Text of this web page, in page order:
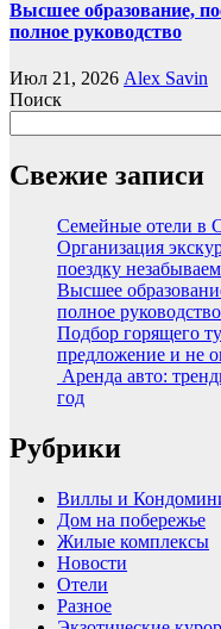
Высшее образование,
полное руководство
Июл 21, 2026 Alex Savin
Поиск
Свежие записи
Семейные отели в
Организация
поездку
Высшее
полное руководство
Подбор горящего
предложение и не
Аренда авто:
год
Рубрики
Виллы и
Дом на побережье
Жилые комплексы
Новости
Отели
Разное